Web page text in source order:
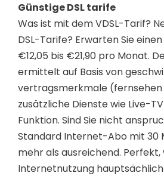
Günstige DSL tarife
Was ist mit dem VDSL-Tarif?
DSL-Tarife? Erwarten Sie
€12,05 bis €21,90 pro Monat.
ermittelt auf Basis von
vertragsmerkmale
zusätzliche Dienste wie Live-
Funktion. Sind Sie nicht
Standard Internet-Abo mit 30
mehr als ausreichend. Perfekt,
Internetnutzung